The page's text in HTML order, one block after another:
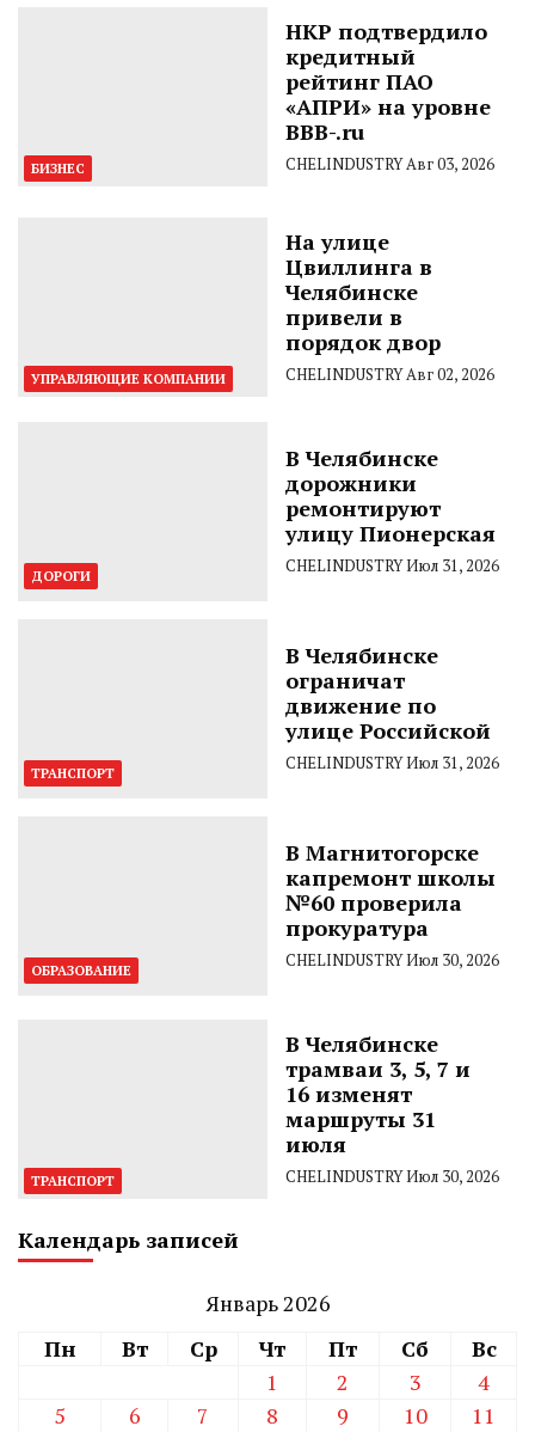
БИЗНЕС
НКР подтвердило
кредитный
рейтинг ПАО
«АПРИ» на уровне
BBB-.ru
CHELINDUSTRYАвг 03, 2026
УПРАВЛЯЮЩИЕ КОМПАНИИ
На улице
Цвиллинга в
Челябинске
привели в
порядок двор
CHELINDUSTRYАвг 02, 2026
ДОРОГИ
В Челябинске
дорожники
ремонтируют
улицу Пионерская
CHELINDUSTRYИюл 31, 2026
ТРАНСПОРТ
В Челябинске
ограничат
движение по
улице Российской
CHELINDUSTRYИюл 31, 2026
ОБРАЗОВАНИЕ
В Магнитогорске
капремонт школы
№60 проверила
прокуратура
CHELINDUSTRYИюл 30, 2026
ТРАНСПОРТ
В Челябинске
трамваи 3, 5, 7 и
16 изменят
маршруты 31
июля
CHELINDUSTRYИюл 30, 2026
Календарь записей
Январь 2026
Пн
Вт Ср Чт Пт Сб
Вс
1
2 3
4
5
6 7 8 9 10
11